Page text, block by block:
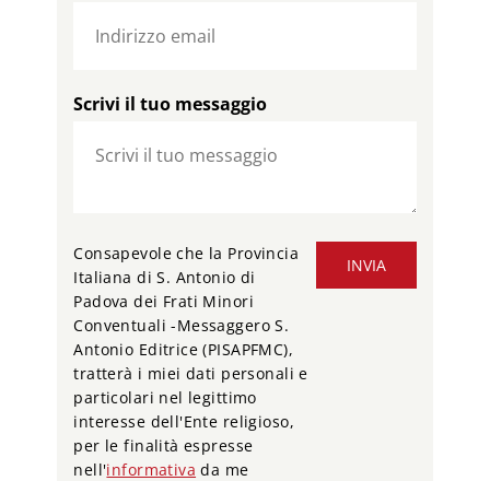
Scrivi il tuo messaggio
INVIA
Consapevole che la Provincia
Italiana di S. Antonio di
Padova dei Frati Minori
Conventuali -Messaggero S.
Antonio Editrice (PISAPFMC),
tratterà i miei dati personali e
particolari nel legittimo
interesse dell'Ente religioso,
per le finalità espresse
nell'informativa da me